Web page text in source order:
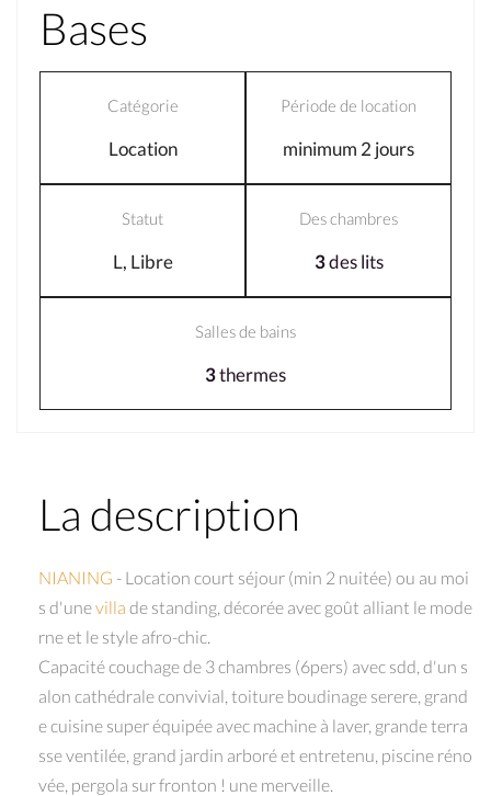
Bases
Catégorie
Location
Période de location
minimum 2 jours
Statut
L, Libre
Des chambres
3des lits
Salles de bains
3thermes
La description
NIANING - Location court séjour (min 2 nuitée) ou au moi
s d'unevilla de standing, décorée avec goût alliant le mode
rne et le style afro-chic.
Capacité couchage de 3 chambres (6pers) avec sdd, d'un s
alon cathédrale convivial, toiture boudinage serere, grand
e cuisine super équipée avec machine à laver, grande terra
sse ventilée, grand jardin arboré et entretenu, piscine réno
vée, pergola sur fronton ! une merveille.